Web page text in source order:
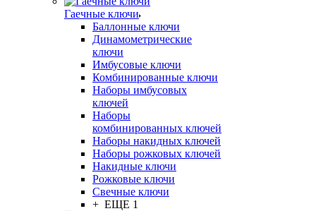
Гаечные ключи
Баллонные ключи
Динамометрические
ключи
Имбусовые ключи
Комбинированные ключи
Наборы имбусовых
ключей
Наборы
комбинированных ключей
Наборы накидных ключей
Наборы рожковых ключей
Накидные ключи
Рожковые ключи
Свечные ключи
+ ЕЩЕ 1